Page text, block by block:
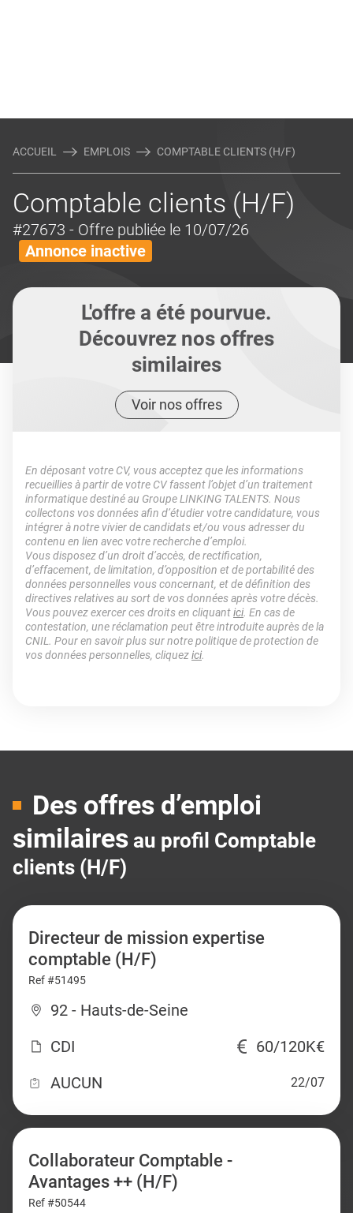
ACCUEIL EMPLOIS COMPTABLE CLIENTS (H/F)
Comptable clients (H/F)
#27673 - Offre publiée le 10/07/26
Annonce inactive
L'offre a été pourvue.
Découvrez nos offres
similaires
Voir nos offres
En déposant votre CV, vous acceptez que les informations
recueillies à partir de votre CV fassent l’objet d’un traitement
informatique destiné au Groupe LINKING TALENTS. Nous
collectons vos données afin d’étudier votre candidature, vous
intégrer à notre vivier de candidats et/ou vous adresser du
contenu en lien avec votre recherche d’emploi.
Vous disposez d’un droit d’accès, de rectification,
d’effacement, de limitation, d’opposition et de portabilité des
données personnelles vous concernant, et de définition des
directives relatives au sort de vos données après votre décès.
Vous pouvez exercer ces droits en cliquantici. En cas de
contestation, une réclamation peut être introduite auprès de la
CNIL. Pour en savoir plus sur notre politique de protection de
vos données personnelles, cliquezici.
Des offres d’emploi
similaires au profil Comptable
clients (H/F)
Directeur de mission expertise
comptable (H/F)
Ref #51495
92 - Hauts-de-Seine
CDI
60/120K€
AUCUN
22/07
Collaborateur Comptable -
Avantages ++ (H/F)
Ref #50544